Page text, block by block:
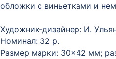
обложки с виньетками и
Художник-дизайнер: И.
Номинал: 32 р.
Размер марки: 30×42 мм;